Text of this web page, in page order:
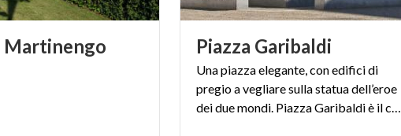
Martinengo Piazza Garibaldi
Una piazza elegante, con edifici di
pregio a vegliare sulla statua dell’eroe
dei due mondi. Piazza Garibaldi è il cuore di Sondrio